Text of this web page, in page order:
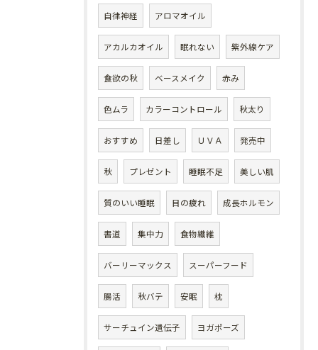
自律神経 アロマオイル
アカルカオイル 眠れない 紫外線ケア
食欲の秋 ベースメイク 赤み
色ムラ カラーコントロール 秋太り
おすすめ 日差し ＵＶＡ 発売中
秋 プレゼント 睡眠不足 美しい肌
質のいい睡眠 目の疲れ 成長ホルモン
書道 集中力 食物繊維
バーリーマックス スーパーフード
腸活 秋バテ 安眠 枕
サーチュイン遺伝子 ヨガポーズ